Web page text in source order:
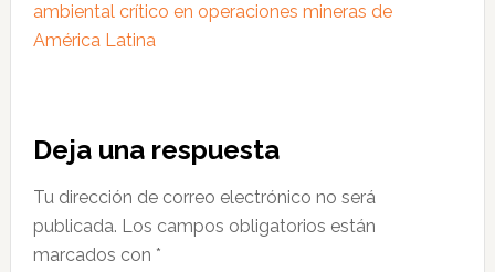
ambiental crítico en operaciones mineras de
América Latina
Interacciones
con
los
lectores
Deja una respuesta
Tu dirección de correo electrónico no será
publicada. Los campos obligatorios están
marcados con *